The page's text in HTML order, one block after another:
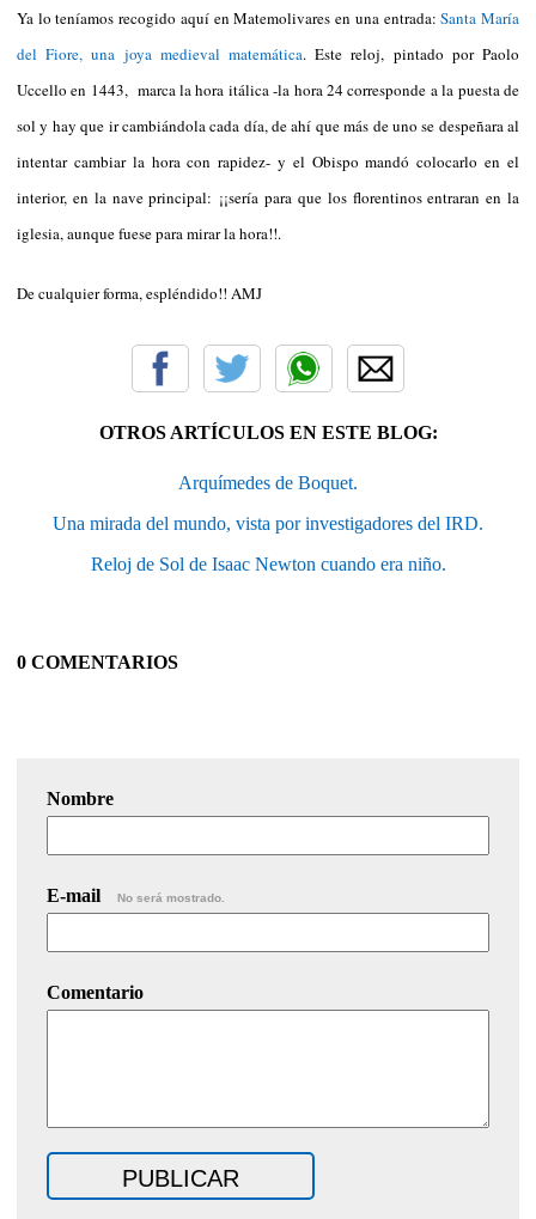
Ya lo teníamos recogido aquí en Matemolivares en una entrada:Santa María
del Fiore, una joya medieval matemática. Este reloj, pintado por Paolo
Uccello en 1443, marca la hora itálica -la hora 24 corresponde a la puesta de
sol y hay que ir cambiándola cada día, de ahí que más de uno se despeñara al
intentar cambiar la hora con rapidez- y el Obispo mandó colocarlo en el
interior, en la nave principal: ¡¡sería para que los florentinos entraran en la
iglesia, aunque fuese para mirar la hora!!.
De cualquier forma, espléndido!! AMJ
OTROS ARTÍCULOS EN ESTE BLOG:
Arquímedes de Boquet.
Una mirada del mundo, vista por investigadores del IRD.
Reloj de Sol de Isaac Newton cuando era niño.
0 COMENTARIOS
Nombre
E-mail No será mostrado.
Comentario